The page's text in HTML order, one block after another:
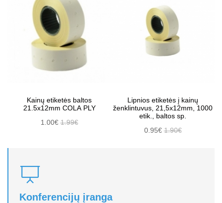
Kainų etiketės baltos
21.5x12mm COLA PLY
1.00€1.99€
Lipnios etiketės į kainų
ženklintuvus, 21,5x12mm, 1000
etik., baltos sp.
0.95€1.90€
Konferencijų įranga